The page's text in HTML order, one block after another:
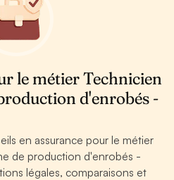
le métier Technicien
d'enrobés -
en assurance pour le métier
de production d'enrobés -
légales, comparaisons et